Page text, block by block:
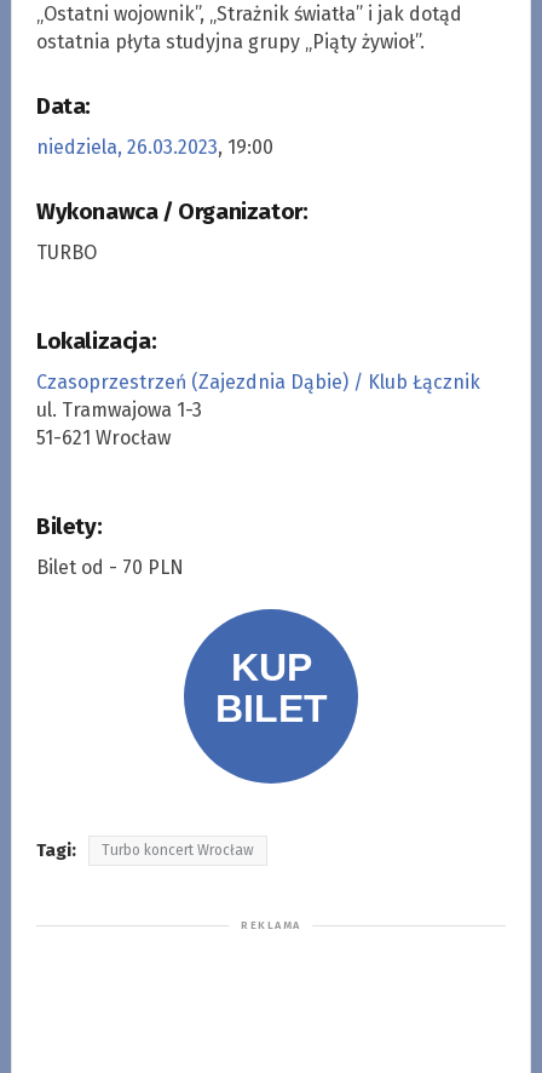
„Ostatni wojownik”, „Strażnik światła” i jak dotąd
ostatnia płyta studyjna grupy „Piąty żywioł”.
Data:
niedziela, 26.03.2023, 19:00
Wykonawca / Organizator:
TURBO
Lokalizacja:
Czasoprzestrzeń (Zajezdnia Dąbie) / Klub Łącznik
ul. Tramwajowa 1-3
51-621 Wrocław
Bilety:
Bilet od - 70 PLN
Tagi: Turbo koncert Wrocław